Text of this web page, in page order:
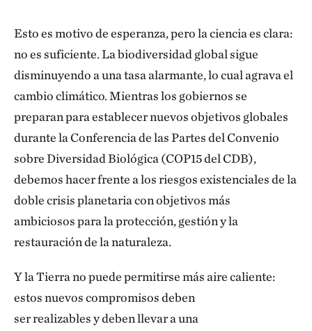
Esto es motivo de esperanza, pero la ciencia es clara:
no es suficiente. La biodiversidad global sigue
disminuyendo a una tasa alarmante, lo cual agrava el
cambio climático. Mientras los gobiernos se
preparan para establecer nuevos objetivos globales
durante la Conferencia de las Partes del Convenio
sobre Diversidad Biológica (COP15 del CDB),
debemos hacer frente a los riesgos existenciales de la
doble crisis planetaria con objetivos más
ambiciosos para la protección, gestión y la
restauración de la naturaleza.
Y la Tierra no puede permitirse más aire caliente:
estos nuevos compromisos deben
ser realizables y deben llevar a una